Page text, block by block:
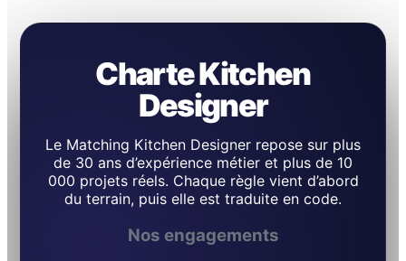
Charte Kitchen
Designer
Le Matching Kitchen Designer repose sur plus
de 30 ans d’expérience métier et plus de 10
000 projets réels. Chaque règle vient d’abord
du terrain, puis elle est traduite en code.
Nos engagements